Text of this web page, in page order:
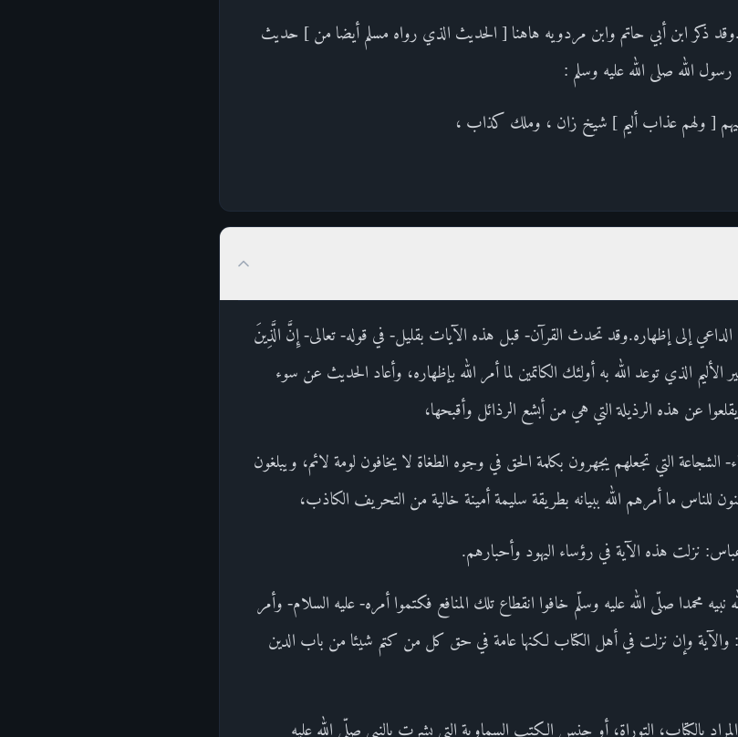
.وقد ذكر ابن أبي حاتم وابن مردويه هاهنا [ الحديث الذي رواه مسلم أيضا من ] حديث
الله صلى الله عليه وسلم :
يزكيهم [ ولهم عذاب أليم ] شيخ زان ، وملك كذاب ،
إلى إظهاره.وقد تحدث القرآن- قبل هذه الآيات بقليل- في قوله- تعالى- إِنَّ الَّذِينَ
الذي توعد الله به أولئك الكاتمين لما أمر الله بإظهاره، وأعاد الحديث عن سوء
عن هذه الرذيلة التي هي من أبشع الرذائل وأقبحها،
التي تجعلهم يجهرون بكلمة الحق في وجوه الطغاة لا يخافون لومة لائم، ويبلغون
للناس ما أمرهم الله ببيانه بطريقة سليمة أمينة خالية من التحريف الكاذب،
نزلت هذه الآية في رؤساء اليهود وأحبارهم.
نبيه محمدا صلّى الله عليه وسلّم خافوا انقطاع تلك المنافع فكتموا أمره- عليه السلام- وأمر
والآية وإن نزلت في أهل الكتاب لكنها عامة في حق كل من كتم شيئا من باب الدين
بالكتاب، التوراة، أو جنس الكتب السماوية التي بشرت بالنبي صلّى الله عليه